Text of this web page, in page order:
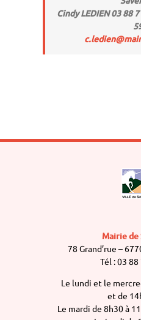
Cindy LEDIEN 03 88
Mairie de
78 Grand’rue –
Tél : 03 88
Le lundi et le
et de
Le mardi de 8h30 à